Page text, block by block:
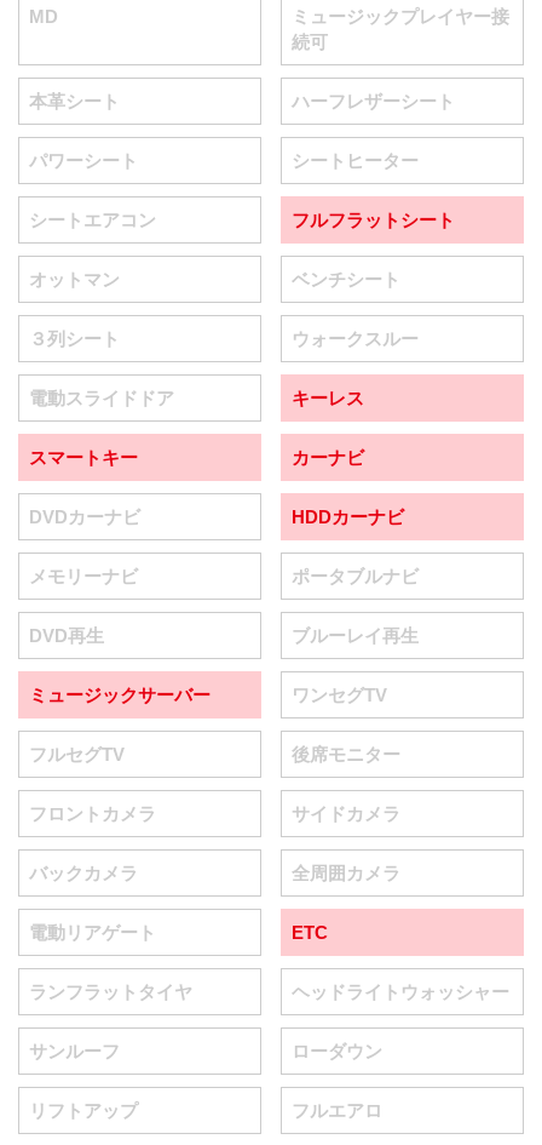
MD
ミュージックプレイヤー接
続可
本革シート ハーフレザーシート
パワーシート シートヒーター
シートエアコン フルフラットシート
オットマン ベンチシート
３列シート ウォークスルー
電動スライドドア キーレス
スマートキー カーナビ
DVDカーナビ HDDカーナビ
メモリーナビ ポータブルナビ
DVD再生 ブルーレイ再生
ミュージックサーバー ワンセグTV
フルセグTV 後席モニター
フロントカメラ サイドカメラ
バックカメラ 全周囲カメラ
電動リアゲート ETC
ランフラットタイヤ ヘッドライトウォッシャー
サンルーフ ローダウン
リフトアップ フルエアロ